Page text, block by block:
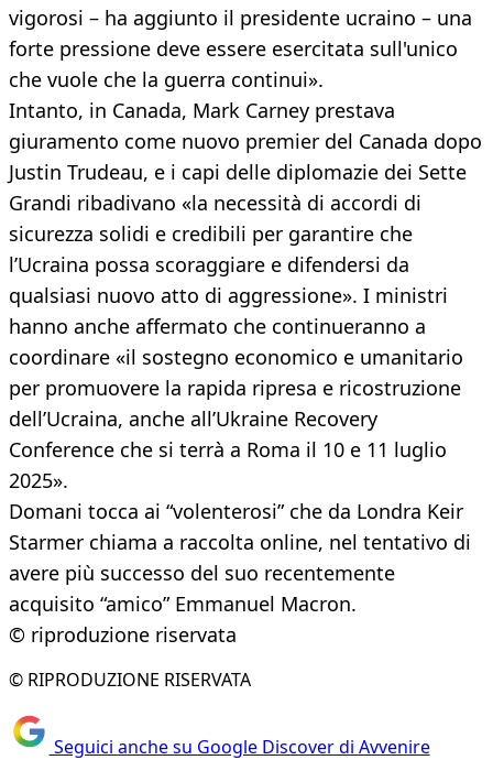
vigorosi – ha aggiunto il presidente ucraino – una
forte pressione deve essere esercitata sull'unico
che vuole che la guerra continui».
Intanto, in Canada, Mark Carney prestava
giuramento come nuovo premier del Canada dopo
Justin Trudeau, e i capi delle diplomazie dei Sette
Grandi ribadivano «la necessità di accordi di
sicurezza solidi e credibili per garantire che
l’Ucraina possa scoraggiare e difendersi da
qualsiasi nuovo atto di aggressione». I ministri
hanno anche affermato che continueranno a
coordinare «il sostegno economico e umanitario
per promuovere la rapida ripresa e ricostruzione
dell’Ucraina, anche all’Ukraine Recovery
Conference che si terrà a Roma il 10 e 11 luglio
2025».
Domani tocca ai “volenterosi” che da Londra Keir
Starmer chiama a raccolta online, nel tentativo di
avere più successo del suo recentemente
acquisito “amico” Emmanuel Macron.
© riproduzione riservata
© RIPRODUZIONE RISERVATA
Seguici anche su Google Discover di Avvenire